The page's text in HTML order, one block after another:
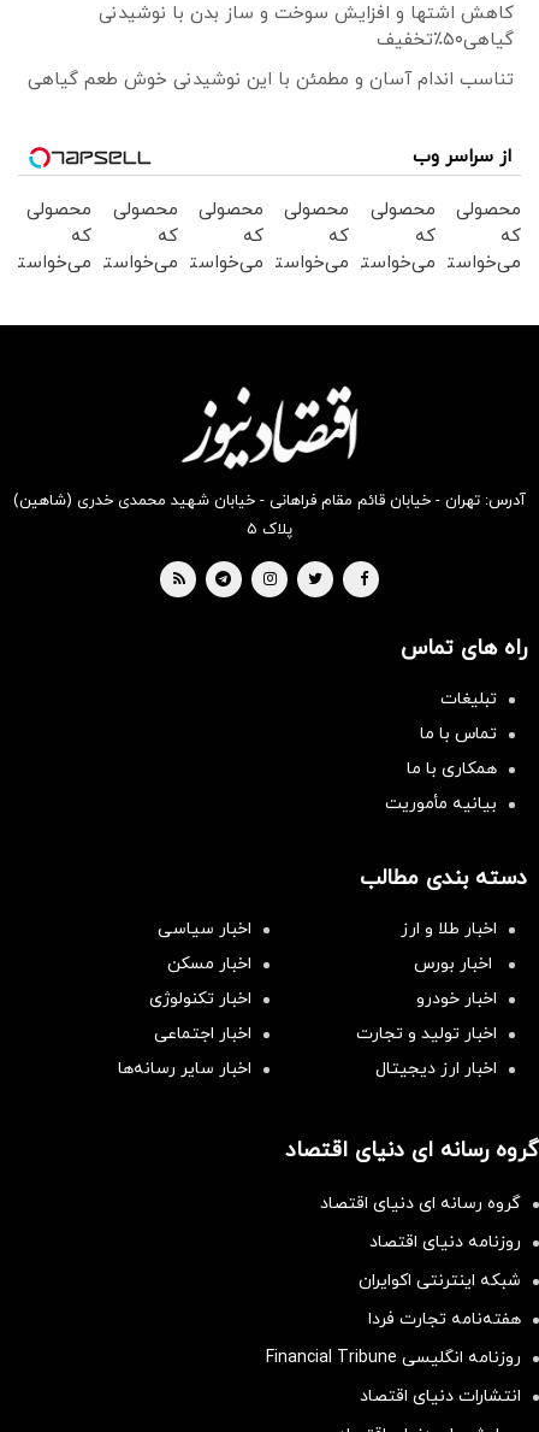
کاهش اشتها و افزایش سوخت و ساز بدن با نوشیدنی
گیاهی۵۰٪تخفیف
تناسب اندام آسان و مطمئن با این نوشیدنی خوش طعم گیاهی
از سراسر وب
محصولی
که
می‌خواستی
محصولی
که
می‌خواستی
محصولی
که
می‌خواستی
بخر !
محصولی
که
می‌خواستی
بخر !
محصولی
که
می‌خواستی
محصولی
که
می‌خواستی
آدرس: تهران - خیابان قائم مقام فراهانی - خیابان شهید محمدی خدری (شاهین)
پلاک ۵
راه های تماس
تبلیغات
تماس با ما
همکاری با ما
بیانیه مأموریت
دسته بندی مطالب
اخبار طلا و ارز
اخبار سیاسی
اخبار بورس
اخبار مسکن
اخبار خودرو
اخبار تکنولوژی
اخبار تولید و تجارت
اخبار اجتماعی
اخبار ارز دیجیتال
اخبار سایر رسانه‌‌ها
گروه رسانه ای دنیای اقتصاد
گروه رسانه ای دنیای اقتصاد
روزنامه دنیای اقتصاد
شبکه اینترنتی اکوایران
هفته‌نامه تجارت فردا
روزنامه انگلیسی Financial Tribune
انتشارات دنیای اقتصاد